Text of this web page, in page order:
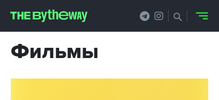
ФильмыНОВОСТИ
PRO.ОБЗОР